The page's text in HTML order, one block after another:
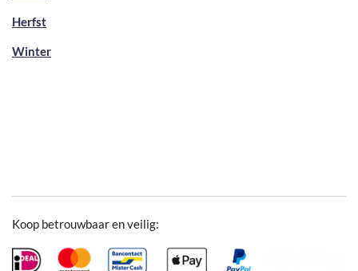
Herfst
Winter
Koop betrouwbaar en veilig: